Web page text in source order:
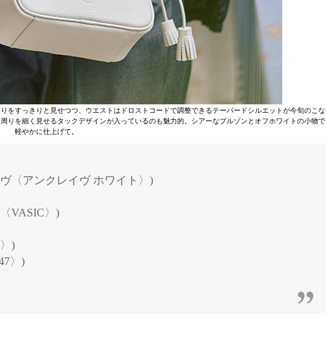
をすっきりと見せつつ、ウエストはドロストコードで調整できるテーパードシルエットが今旬のこな
りを細く見せるタックデザインが入っているのも魅力的。シアーなブルゾンとオフホワイトの小物で
軽やかに仕上げて。
ヴ〈アンクレイヴ ホワイト〉)
〈VASIC〉)
)
〉)
〉)